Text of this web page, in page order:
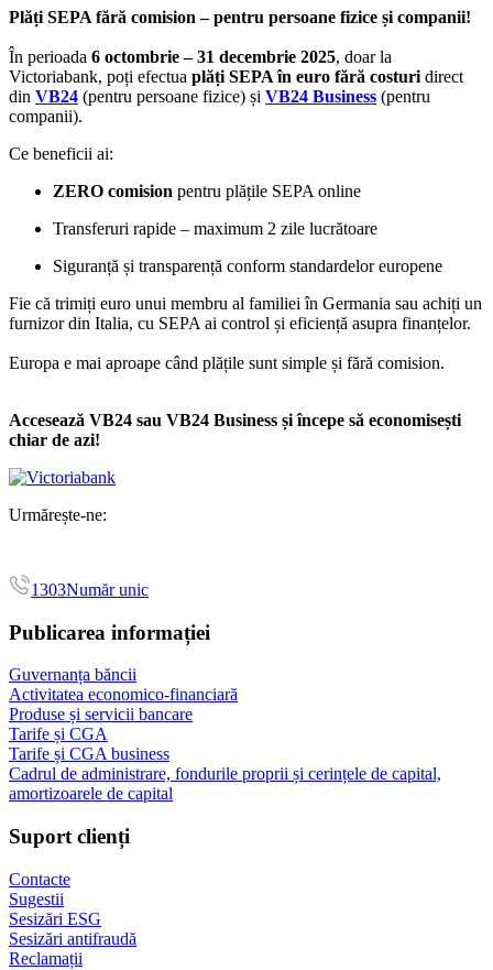
Plăți SEPA fără comision – pentru persoane fizice și companii!
În perioada 6 octombrie – 31 decembrie 2025, doar la
Victoriabank, poți efectua plăți SEPA în euro fără costuri direct
din VB24 (pentru persoane fizice) și VB24 Business (pentru
companii).
Ce beneficii ai:
ZERO comision pentru plățile SEPA online
Transferuri rapide – maximum 2 zile lucrătoare
Siguranță și transparență conform standardelor europene
Fie că trimiți euro unui membru al familiei în Germania sau achiți un
furnizor din Italia, cu SEPA ai control și eficiență asupra finanțelor.
Europa e mai aproape când plățile sunt simple și fără comision.
Accesează VB24 sau VB24 Business și începe să economisești
chiar de azi!
Urmărește-ne:
1303Număr unic
Publicarea informației
Guvernanța băncii
Activitatea economico-financiară
Produse și servicii bancare
Tarife și CGA
Tarife și CGA business
Cadrul de administrare, fondurile proprii și cerințele de capital,
amortizoarele de capital
Suport clienți
Contacte
Sugestii
Sesizări ESG
Sesizări antifraudă
Reclamații